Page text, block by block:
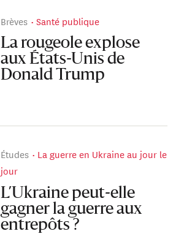
Brèves Santé publique
La rougeole explose
aux États-Unis de
Donald Trump
Études
La guerre en Ukraine au jour le
jour
L’Ukraine peut-elle
gagner la guerre aux
entrepôts ?